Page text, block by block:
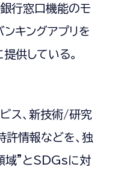
銀行窓口機能のモ
ンキングアプリを
供している。
ス、新技術/研究
情報などを、独
域”とSDGsに対